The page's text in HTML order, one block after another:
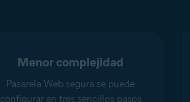
Menor complejidad
Pasarela Web segura se puede
configurar en tres sencillos pasos